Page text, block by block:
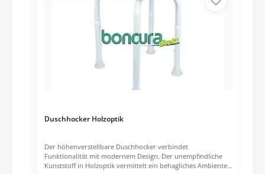
Duschhocker Holzoptik
Der höhenverstellbare Duschhocker verbindet
Funktionalität mit modernem Design. Der unempfindliche
Kunststoff in Holzoptik vermittelt ein behagliches Ambiente